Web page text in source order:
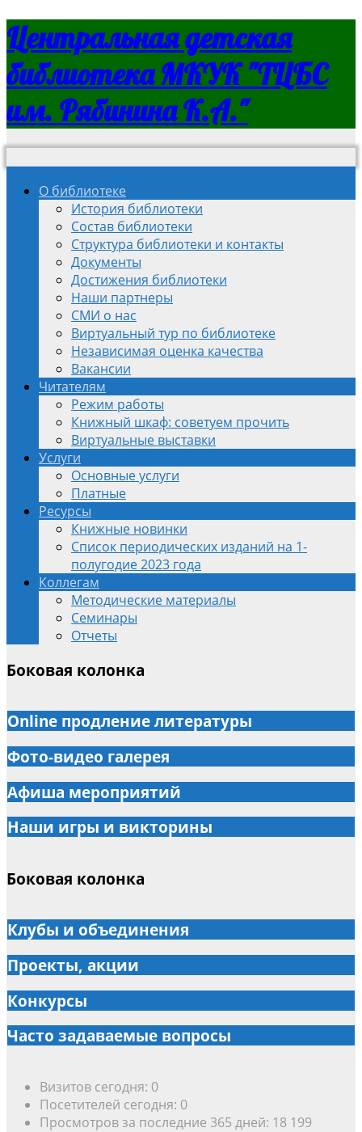
Центральная детская
библиотека МКУК "ТЦБС
им. Рябинина К.А."
О библиотеке
История библиотеки
Состав библиотеки
Структура библиотеки и контакты
Документы
Достижения библиотеки
Наши партнеры
СМИ о нас
Виртуальный тур по библиотеке
Независимая оценка качества
Вакансии
Читателям
Режим работы
Книжный шкаф: советуем прочить
Виртуальные выставки
Услуги
Основные услуги
Платные
Ресурсы
Книжные новинки
Список периодических изданий на 1-
полугодие 2023 года
Коллегам
Методические материалы
Семинары
Отчеты
Боковая колонка
Online продление литературы
Фото-видео галерея
Афиша мероприятий
Наши игры и викторины
Боковая колонка
Клубы и объединения
Проекты, акции
Конкурсы
Часто задаваемые вопросы
Визитов сегодня: 0
Посетителей сегодня: 0
Просмотров за последние 365 дней: 18 199